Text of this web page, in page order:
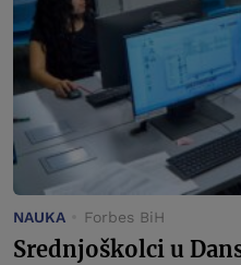
NAUKA Forbes BiH
Srednjoškolci u